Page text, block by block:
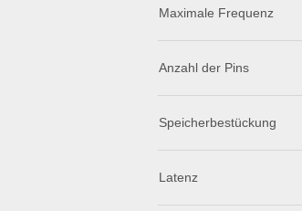
Maximale Frequenz
Anzahl der Pins
Speicherbestückung
Latenz